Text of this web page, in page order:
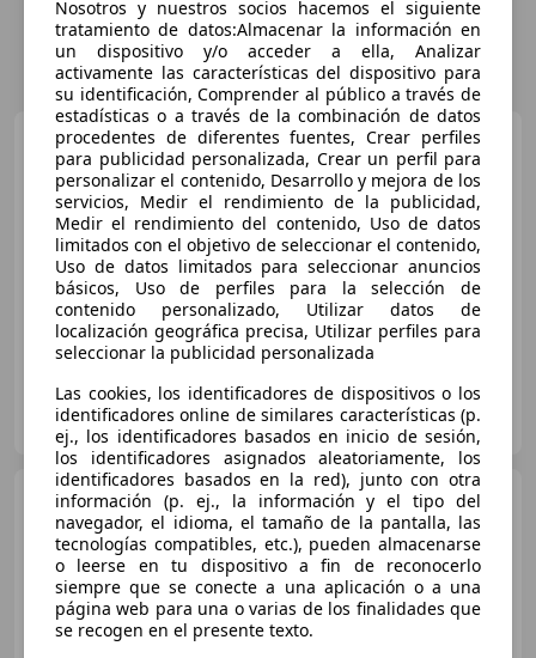
Hyundai KONA
Kona 1.6
CRDI Klass 4x2 115 Klass
€ 16.500
Sincomparación
11/2019 132.600 km Diésel 84 kW (114 CV)
Particular
ES-33012 Oviedo
Hyundai KONAHEV 1.6
GDI DT Maxx
€ 13.990 1
Nosotros y nuestros socios hacemos el siguiente
tratamiento de datos:Almacenar la información en
un dispositivo y/o acceder a ella, Analizar
activamente las características del dispositivo para
su identificación, Comprender al público a través de
estadísticas o a través de la combinación de datos
procedentes de diferentes fuentes, Crear perfiles
para publicidad personalizada, Crear un perfil para
personalizar el contenido, Desarrollo y mejora de los
servicios, Medir el rendimiento de la publicidad,
Medir el rendimiento del contenido, Uso de datos
limitados con el objetivo de seleccionar el contenido,
Uso de datos limitados para seleccionar anuncios
básicos, Uso de perfiles para la selección de
contenido personalizado, Utilizar datos de
localización geográfica precisa, Utilizar perfiles para
seleccionar la publicidad personalizada
Las cookies, los identificadores de dispositivos o los
identificadores online de similares características (p.
ej., los identificadores basados en inicio de sesión,
los identificadores asignados aleatoriamente, los
identificadores basados en la red), junto con otra
información (p. ej., la información y el tipo del
navegador, el idioma, el tamaño de la pantalla, las
tecnologías compatibles, etc.), pueden almacenarse
o leerse en tu dispositivo a fin de reconocerlo
siempre que se conecte a una aplicación o a una
página web para una o varias de los finalidades que
se recogen en el presente texto.